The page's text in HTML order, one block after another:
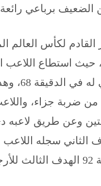
الضعيف برباعي
لكأس العالم
حيث استطاع
الأول في
كريزمان (غريزمان) في الدقيقة 13 من
وعن طريق لاعبه
في الدقيقة 41، والهدف الثاني